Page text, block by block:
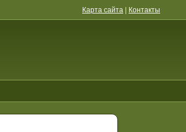
Карта сайта | Контакты